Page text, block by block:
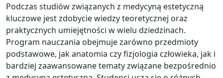
Podczas studiów związanych z medycyną estetyczną
kluczowe jest zdobycie wiedzy teoretycznej oraz
praktycznych umiejętności w wielu dziedzinach.
Program nauczania obejmuje zarówno przedmioty
podstawowe, jak anatomia czy fizjologia człowieka, jak i
bardziej zaawansowane tematy związane bezpośrednio